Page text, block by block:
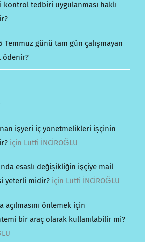
kontrol tedbiri uygulanması haklı
Temmuz günü tam gün çalışmayan
ödenir?
işyeri iç yönetmelikleri işçinin
için Lütfi İNCİROĞLU
esaslı değişikliğin işçiye mail
yeterli midir? için Lütfi İNCİROĞLU
açılmasını önlemek için
bir araç olarak kullanılabilir mi?